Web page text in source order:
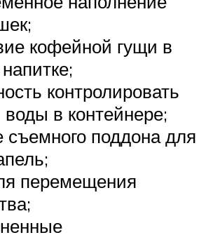
кофейной гущи в
контролировать
воды в контейнере;
съемного поддона для
перемещения